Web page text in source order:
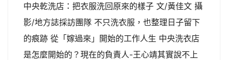
中央乾洗店：把衣服洗回原來的樣子 文/黃佳文 攝
影/地方誌採訪團隊 不只洗衣服，也整理日子留下
的痕跡 從「嫁過來」開始的工作人生 中央洗衣店
是怎麼開始的？現在的負責人-王心靖其實說不上